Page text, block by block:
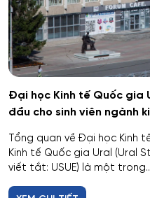
Barnaul
Kursk
Kaluga
Voronezh
Biên - Phiên dịch
Biểu diễn nghệ thuật múa
Báo chí
Bản đồ và Địa tin học
Bảo mật công nghệ
Bảo mật máy tính
Đại học Kinh tế Quốc gia
đầu cho sinh viên ngành
Tổng quan về Đại học Kinh
Kinh tế Quốc gia Ural (Ural
viết tắt: USUE) là một